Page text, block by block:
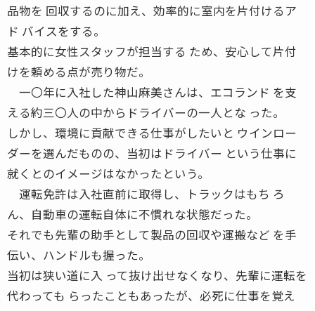
品物を 回収するのに加え、効率的に室内を片付けるア
ド バイスをする。
基本的に女性スタッフが担当する ため、安心して片付
けを頼める点が売り物だ。
一〇年に入社した神山麻美さんは、エコランド を支
える約三〇人の中からドライバーの一人とな った。
しかし、環境に貢献できる仕事がしたいと ウインロー
ダーを選んだものの、当初はドライバー という仕事に
就くとのイメージはなかったという。
運転免許は入社直前に取得し、トラックはもち ろ
ん、自動車の運転自体に不慣れな状態だった。
それでも先輩の助手として製品の回収や運搬など を手
伝い、ハンドルも握った。
当初は狭い道に入 って抜け出せなくなり、先輩に運転を
代わっても らったこともあったが、必死に仕事を覚え